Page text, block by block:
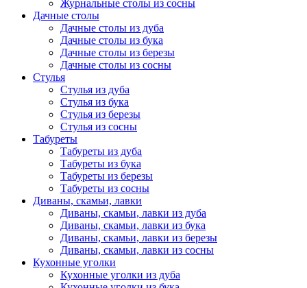
Журнальные столы из сосны
Дачные столы
Дачные столы из дуба
Дачные столы из бука
Дачные столы из березы
Дачные столы из сосны
Стулья
Стулья из дуба
Стулья из бука
Стулья из березы
Стулья из сосны
Табуреты
Табуреты из дуба
Табуреты из бука
Табуреты из березы
Табуреты из сосны
Диваны, скамьи, лавки
Диваны, скамьи, лавки из дуба
Диваны, скамьи, лавки из бука
Диваны, скамьи, лавки из березы
Диваны, скамьи, лавки из сосны
Кухонные уголки
Кухонные уголки из дуба